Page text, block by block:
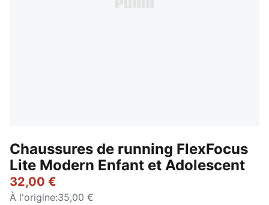
Chaussures de running FlexFocus
Lite Modern Enfant et Adolescent
32,00 €
À l'origine:35,00 €